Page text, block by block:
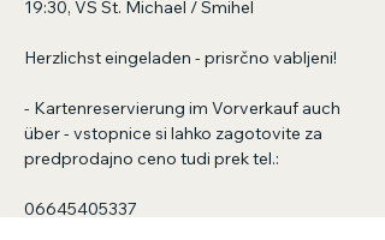
19:30, VS St. Michael / Šmihel
Herzlichst eingeladen - prisrčno vabljeni!
- Kartenreservierung im Vorverkauf auch
über - vstopnice si lahko zagotovite za
predprodajno ceno tudi prek tel.:
06645405337